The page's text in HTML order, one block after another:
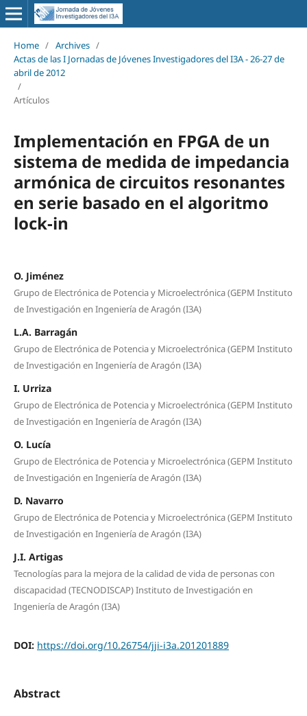
Home / Archives /
Actas de las I Jornadas de Jóvenes Investigadores del I3A - 26‐27 de
abril de 2012
/
Artículos
Implementación en FPGA de un
sistema de medida de impedancia
armónica de circuitos resonantes
en serie basado en el algoritmo
lock-in
O. Jiménez
Grupo de Electrónica de Potencia y Microelectrónica (GEPM Instituto
de Investigación en Ingeniería de Aragón (I3A)
L.A. Barragán
Grupo de Electrónica de Potencia y Microelectrónica (GEPM Instituto
de Investigación en Ingeniería de Aragón (I3A)
I. Urriza
Grupo de Electrónica de Potencia y Microelectrónica (GEPM Instituto
de Investigación en Ingeniería de Aragón (I3A)
O. Lucía
Grupo de Electrónica de Potencia y Microelectrónica (GEPM Instituto
de Investigación en Ingeniería de Aragón (I3A)
D. Navarro
Grupo de Electrónica de Potencia y Microelectrónica (GEPM Instituto
de Investigación en Ingeniería de Aragón (I3A)
J.I. Artigas
Tecnologías para la mejora de la calidad de vida de personas con
discapacidad (TECNODISCAP) Instituto de Investigación en
Ingeniería de Aragón (I3A)
DOI: https://doi.org/10.26754/jji-i3a.201201889
Abstract